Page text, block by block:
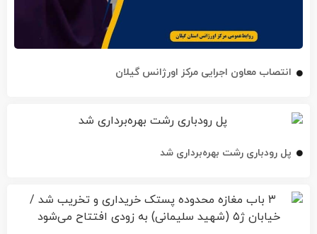
انتصاب معاون اجرایی مرکز اورژانس گیلان
پل رودباری رشت بهره‌برداری شد